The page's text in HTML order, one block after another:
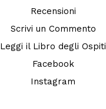
Recensioni
Scrivi un Commento
Leggi il Libro degli Ospiti
Facebook
Instagram